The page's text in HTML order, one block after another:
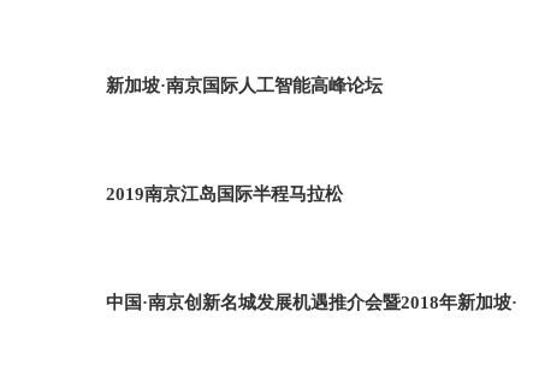
新加坡·南京国际人工智能高峰论坛
2019南京江岛国际半程马拉松
中国·南京创新名城发展机遇推介会暨2018年新加坡·